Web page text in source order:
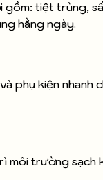
tiệt trùng,
hằng ngày.
phụ kiện
trường sạch